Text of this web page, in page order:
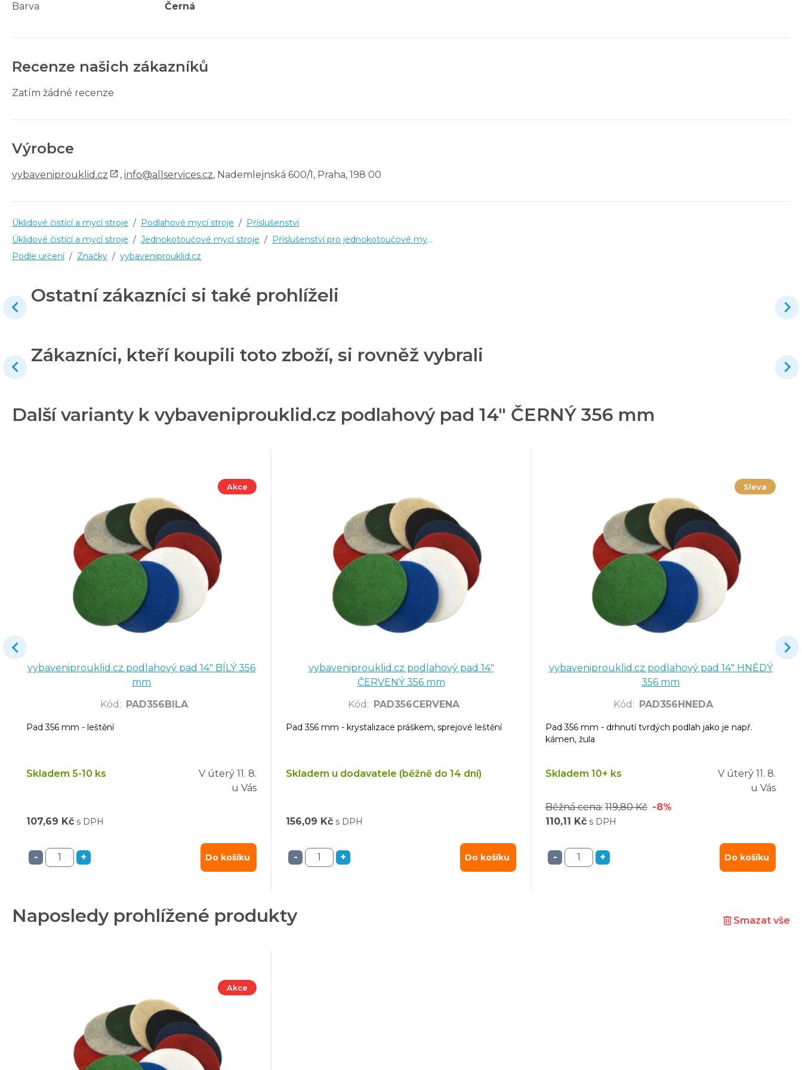
Barva Černá
Recenze našich zákazníků
Zatím žádné recenze
Výrobce
vybaveniprouklid.cz , info@allservices.cz, Nademlejnská 600/1, Praha, 198 00
Úklidové čistící a mycí stroje / Podlahové mycí stroje / Příslušenství
Úklidové čistící a mycí stroje / Jednokotoučové mycí stroje /
Příslušenství pro jednokotoučové mycí stroje
Podle určení / Značky / vybaveniprouklid.cz
Ostatní zákazníci si také prohlíželi
Zákazníci, kteří koupili toto zboží, si rovněž vybrali
Další varianty k vybaveniprouklid.cz podlahový pad 14" ČERNÝ 356 mm
Akce
vybaveniprouklid.cz podlahový pad 14" BÍLÝ 356
mm
Kód : PAD356BILA
Pad 356 mm - leštění
Skladem 5-10 ks V úterý 11. 8.
u Vás
107,69 Kč s DPH
- + Do košíku
vybaveniprouklid.cz podlahový pad 14"
ČERVENÝ 356 mm
Kód : PAD356CERVENA
Pad 356 mm - krystalizace práškem, sprejové leštění
Skladem u dodavatele (běžně do 14 dní)
156,09 Kč s DPH
- + Do košíku
Sleva
vybaveniprouklid.cz podlahový pad 14" HNĚDÝ
356 mm
Kód : PAD356HNEDA
Pad 356 mm - drhnutí tvrdých podlah jako je např.
kámen, žula
Skladem 10+ ks V úterý 11. 8.
u Vás
Běžná cena: 119,80 Kč -8%
110,11 Kč s DPH
- + Do košíku
Naposledy prohlížené produkty Smazat vše
Akce